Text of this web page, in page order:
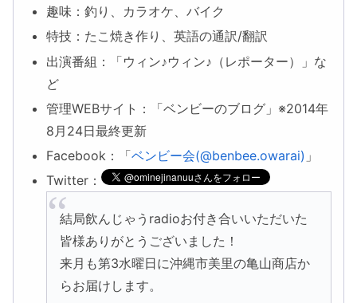
趣味：釣り、カラオケ、バイク
特技：たこ焼き作り、英語の通訳/翻訳
出演番組：「ウィン♪ウィン♪（レポーター）」な
ど
管理WEBサイト：「ベンビーのブログ」※2014年
8月24日最終更新
Facebook：「ベンビー会(@benbee.owarai) 」
Twitter：
結局飲んじゃうradioお付き合いいただいた
皆様ありがとうございました！
来月も第3水曜日に沖縄市美里の亀山商店か
らお届けします。